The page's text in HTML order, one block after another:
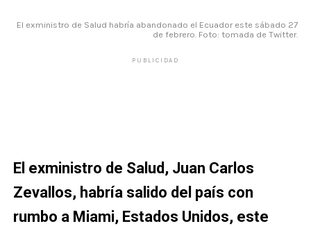
El exministro de Salud habría abandonado el Ecuador este sábado 27
de febrero. Foto: tomada de Twitter.
PUBLICIDAD
El exministro de Salud, Juan Carlos
Zevallos, habría salido del país con
rumbo a Miami, Estados Unidos, este